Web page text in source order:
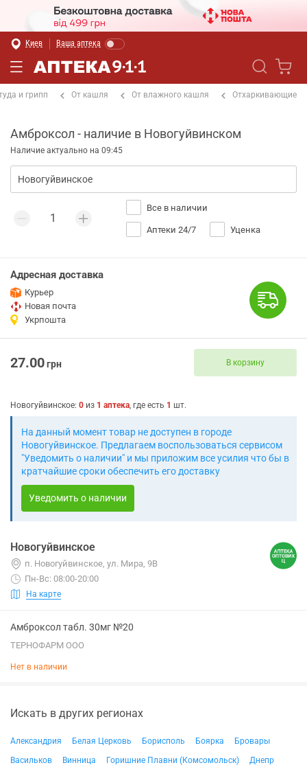
Киев Ваша аптека
и грипп От кашля От влажного кашля Отхаркивающие
Амброксол - наличие в Новогуйвинском
Наличие актуально на 09:45
Все в наличии
Аптеки 24/7 Уценка
Адресная доставка
Курьер
Новая почта
Укрпошта
27.00грн В корзину
Новогуйвинское: 0 из 1 аптека, где есть 1 шт.
На данный момент товар не доступен в городе
Новогуйвинское. Предлагаем воспользоваться сервисом
"Уведомить о наличии" и мы приложим все усилия что бы в
кратчайшие сроки обеспечить его доставку
Уведомить о наличии
Новогуйвинское
п. Новогуйвинское, ул. Мира, 9В
Пн-Вс: 08:00-20:00
На карте
Амброксол табл. 30мг №20
ТЕРНОФАРМ ООО
Нет в наличии
Искать в других регионах
Александрия Белая Церковь Борисполь Боярка
Бровары
Васильков
Винница Горишние Плавни (Комсомольск)
Днепр